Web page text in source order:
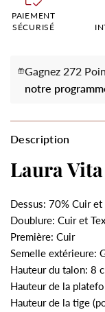
PAIEMENT
SÉCURISÉ
Gagnez 272
notre
Description
Laura Vita
Dessus: 70% Cuir
Doublure: Cuir et
Première: Cuir
Semelle extérieure:
Hauteur du talon: 8
Hauteur de la
Hauteur de la tige